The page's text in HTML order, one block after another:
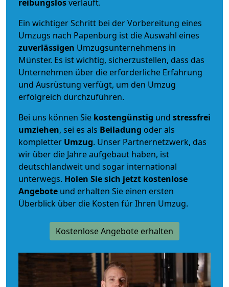
reibungslosverläuft.
Ein wichtiger Schritt bei der Vorbereitung eines
Umzugs nach Papenburg ist die Auswahl eines
zuverlässigen Umzugsunternehmens in
Münster. Es ist wichtig, sicherzustellen, dass das
Unternehmen über die erforderliche Erfahrung
und Ausrüstung verfügt, um den Umzug
erfolgreich durchzuführen.
Bei uns können Sie kostengünstig und stressfrei
umziehen, sei es als Beiladung oder als
kompletter Umzug. Unser Partnernetzwerk, das
wir über die Jahre aufgebaut haben, ist
deutschlandweit und sogar international
unterwegs. Holen Sie sich jetzt kostenlose
Angebote und erhalten Sie einen ersten
Überblick über die Kosten für Ihren Umzug.
Kostenlose Angebote erhalten